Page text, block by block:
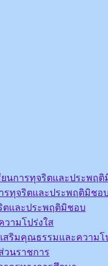
ยนการทุจริตและประพฤ
ารทุจริตและประพฤติมิชอบ
ตและประพฤติมิชอบ
วามโปร่งใส
สริมคุณธรรมและความโ
วนราชการ